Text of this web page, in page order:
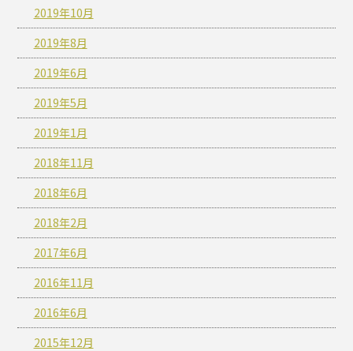
2019年10月
2019年8月
2019年6月
2019年5月
2019年1月
2018年11月
2018年6月
2018年2月
2017年6月
2016年11月
2016年6月
2015年12月